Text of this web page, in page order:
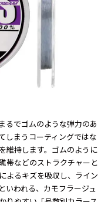
るでゴムのような弾力のあ
しまうコーティングではな
維持します。ゴムのように
帯などのストラクチャーと
よるキズを吸収し、ライン
いわれる、カモフラージュ